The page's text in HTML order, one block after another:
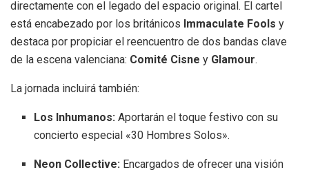
directamente con el legado del espacio original. El cartel
está encabezado por los británicos Immaculate Fools y
destaca por propiciar el reencuentro de dos bandas clave
de la escena valenciana: Comité Cisne y Glamour.
La jornada incluirá también:
Los Inhumanos: Aportarán el toque festivo con su
concierto especial «30 Hombres Solos».
Neon Collective: Encargados de ofrecer una visión